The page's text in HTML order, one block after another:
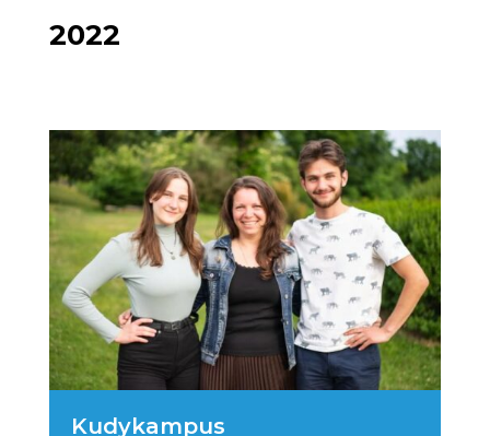
2022
Kudykampus